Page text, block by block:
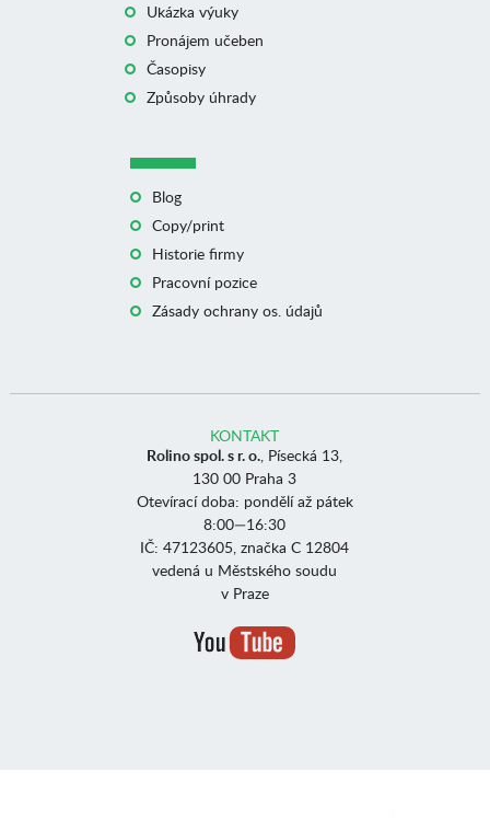
Ukázka výuky
Pronájem učeben
Časopisy
Způsoby úhrady
Blog
Copy/print
Historie firmy
Pracovní pozice
Zásady ochrany os. údajů
KONTAKT
Rolino spol. s r. o., Písecká 13,
130 00 Praha 3
Otevírací doba: pondělí až pátek
8:00—16:30
IČ: 47123605, značka C 12804
vedená u Městského soudu
v Praze